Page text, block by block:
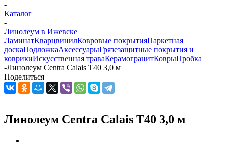
-
Каталог
-
Линолеум в Ижевске
ЛаминатКварцвинилКовровые покрытияПаркетная
доскаПодложкаАксессуарыГрязезащитные покрытия и
коврикиИскусственная траваКерамогранитКоврыПробка
-Линолеум Centra Calais T40 3,0 м
Поделиться
Линолеум Centra Calais T40 3,0 м